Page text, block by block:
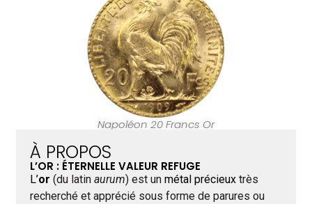
Napoléon 20 Francs Or
À PROPOS
L’OR : ÉTERNELLE VALEUR REFUGE
L’or (du latinaurum) est unmétal précieux très
recherché et apprécié sous forme de parures ou